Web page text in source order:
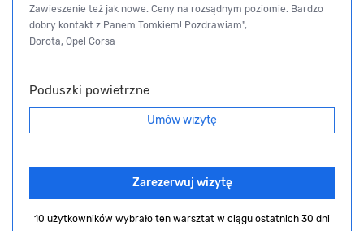
Zawieszenie też jak nowe. Ceny na rozsądnym poziomie. Bardzo
dobry kontakt z Panem Tomkiem! Pozdrawiam",
Dorota, Opel Corsa
Poduszki powietrzne
Umów wizytę
Zarezerwuj wizytę
10 użytkowników wybrało ten warsztat w ciągu ostatnich 30 dni